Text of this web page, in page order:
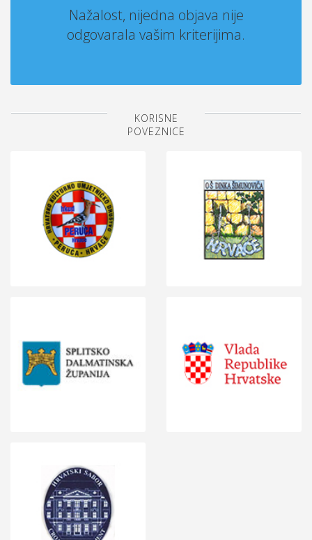
Nažalost, nijedna objava nije
odgovarala vašim kriterijima.
KORISNE
POVEZNICE